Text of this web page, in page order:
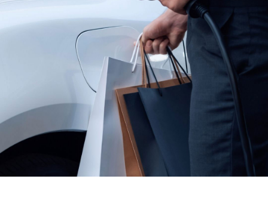
véhicules
électriques
les
espaces
commerciaux